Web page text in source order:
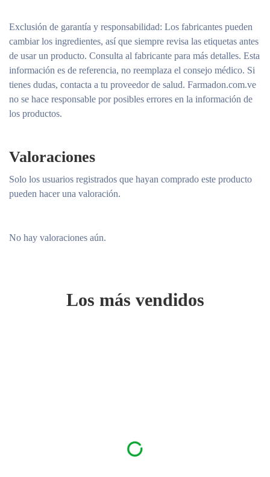
Exclusión de garantía y responsabilidad: Los fabricantes pueden
cambiar los ingredientes, así que siempre revisa las etiquetas antes
de usar un producto. Consulta al fabricante para más detalles. Esta
información es de referencia, no reemplaza el consejo médico. Si
tienes dudas, contacta a tu proveedor de salud. Farmadon.com.ve
no se hace responsable por posibles errores en la información de
los productos.
Valoraciones
No hay valoraciones aún.
Solo los usuarios registrados que hayan comprado este producto
pueden hacer una valoración.
Los más vendidos